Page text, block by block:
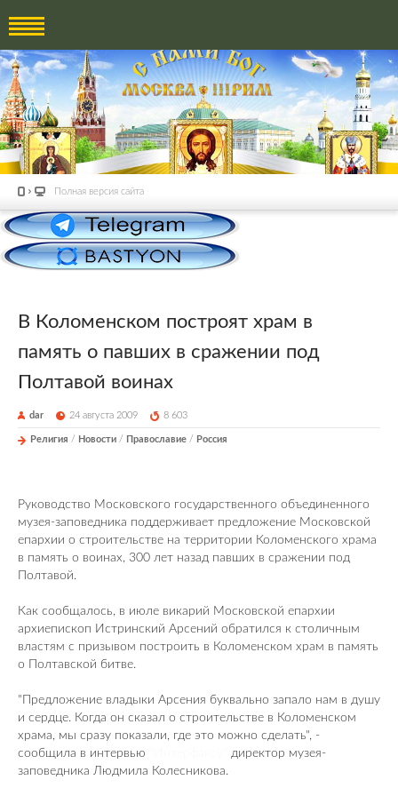
Полная версия сайта
В Коломенском построят храм в
память о павших в сражении под
Полтавой воинах
dar 24 августа 2009 8 603
Религия / Новости / Православие / Россия
Руководство Московского государственного объединенного
музея-заповедника поддерживает предложение Московской
епархии о строительстве на территории Коломенского храма
в память о воинах, 300 лет назад павших в сражении под
Полтавой.
Как сообщалось, в июле викарий Московской епархии
архиепископ Истринский Арсений обратился к столичным
властям с призывом построить в Коломенском храм в память
о Полтавской битве.
"Предложение владыки Арсения буквально запало нам в душу
и сердце. Когда он сказал о строительстве в Коломенском
храма, мы сразу показали, где это можно сделать", -
сообщила в интервью
директор музея-
заповедника Людмила Колесникова.